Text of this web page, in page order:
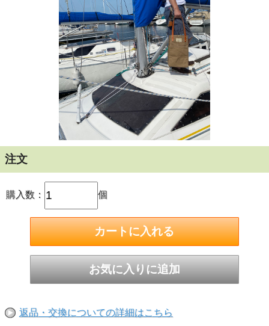
注文
購入数： 個
返品・交換についての詳細はこちら